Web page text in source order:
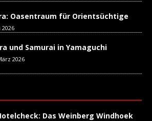
Oasentraum für Orientsüchtige
2026
und Samurai in Yamaguchi
2026
Das Weinberg Windhoek